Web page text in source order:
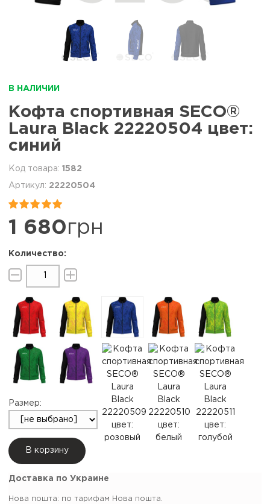
В НАЛИЧИИ
Кофта спортивная SECO®
Laura Black 22220504 цвет:
синий
1582
22220504


1 680грн
Размер:
В корзину
Доставка по Украине
Нова пошта: по тарифам Нова пошта.